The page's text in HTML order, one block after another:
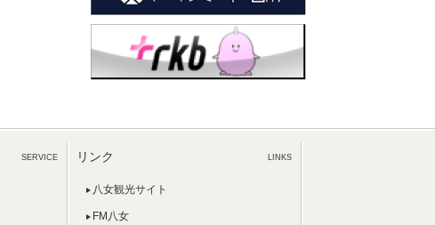
SERVICE リンク LINKS
八女観光サイト
FM八女